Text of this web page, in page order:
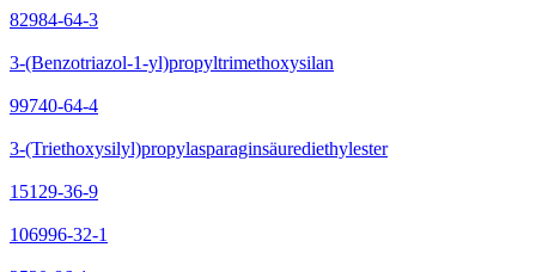
82984-64-3
3-(Benzotriazol-1-yl)propyltrimethoxysilan
99740-64-4
3-(Triethoxysilyl)propylasparaginsäurediethylester
15129-36-9
106996-32-1